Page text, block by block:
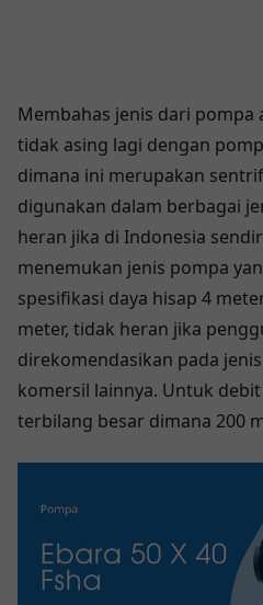
Membahas jenis dari pompa
tidak asing lagi dengan
dimana ini merupakan
digunakan dalam berbagai
heran jika di Indonesia
menemukan jenis pompa
spesifikasi daya hisap 4
meter, tidak heran jika
direkomendasikan pada
komersil lainnya. Untuk
terbilang besar dimana 200